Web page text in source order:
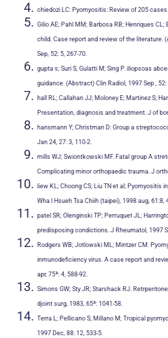
chiedozi LC: Pyomyositis: Review of 205
Gilio AE; Pahl MM; Barbosa RB; Henriques
child. Case report and review of the literature.
Sep, 52: 5, 267-70.
gupta s; Suri S, Gulatti M; Sing P. iliopsoas
guidance. (Abstract) Clin Radiol, 1997 Sep , 52:
hall RL; Callahan JJ; Moloney E; Martinez S;
Presentation, diagnosis and treatment. J of
hansmann Y; Christman D: Group a
Jan 24, 27: 3, 110-2.
mills WJ; Swiontkowski MF. Fatal group A
Complicating minor orthopaedic trauma. J
liew KL; Choong CS; Liu TN et al;
Wha l Hsueh Tsa Chiih (taipei), 1998 aug, 61:8,
patel SR; Olenginski TP; Perruquet JL;
predisposing condictions. J Rheumatol, 1997
Rodgers WB; Jotlowski ML; Mintzer CM.
inmunodeficiency virus. A case report and
apr, 75ª: 4, 588-92.
Simons GW; Sty JR; Starshack RJ.
djoint surg, 1983, 65ª: 1041-58.
Terra L; Pellicano S; Millano M; Tropical
1997 Dec, 88: 12, 533-5.